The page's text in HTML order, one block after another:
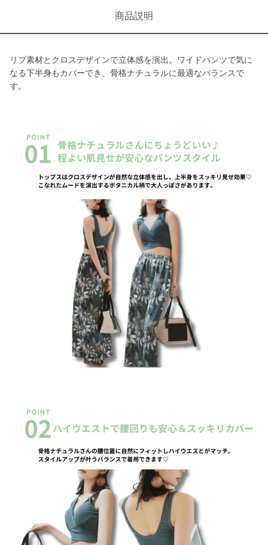
商品説明
リブ素材とクロスデザインで立体感を演出。ワイドパンツで気に
なる下半身もカバーでき、骨格ナチュラルに最適なバランスで
す。